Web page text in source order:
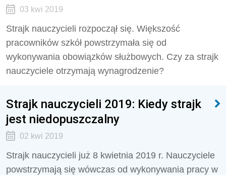
03 kwi 2019
Strajk nauczycieli rozpoczął się. Większość
pracowników szkół powstrzymała się od
wykonywania obowiązków służbowych. Czy za strajk
nauczyciele otrzymają wynagrodzenie?
Strajk nauczycieli 2019: Kiedy strajk
jest niedopuszczalny
02 kwi 2019
Strajk nauczycieli już 8 kwietnia 2019 r. Nauczyciele
powstrzymają się wówczas od wykonywania pracy w